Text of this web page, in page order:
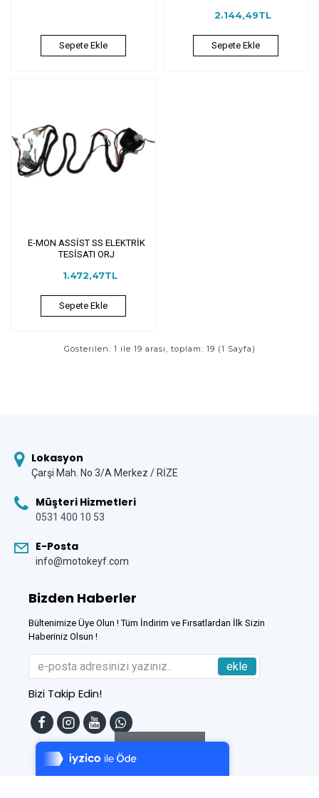
Tek Tıkla Ödeme Kolaylığı
7/24 Canlı Destek
%100 Sorunsuz Alışveriş
Sepete Ekle
2.144,49TL
Sepete Ekle
E-MON ASSİST SS ELEKTRİK
TESİSATI ORJ
1.472,47TL
Sepete Ekle
Gösterilen: 1 ile 19 arası, toplam: 19 (1 Sayfa)
Lokasyon
Çarşi Mah. No 3/A Merkez / RİZE
Müşteri Hizmetleri
0531 400 10 53
E-Posta
info@motokeyf.com
Bizden Haberler
Bültenimize Üye Olun ! Tüm İndirim ve Fırsatlardan İlk Sizin
Haberiniz Olsun !
ekle
Bizi Takip Edin!
Filtreleme